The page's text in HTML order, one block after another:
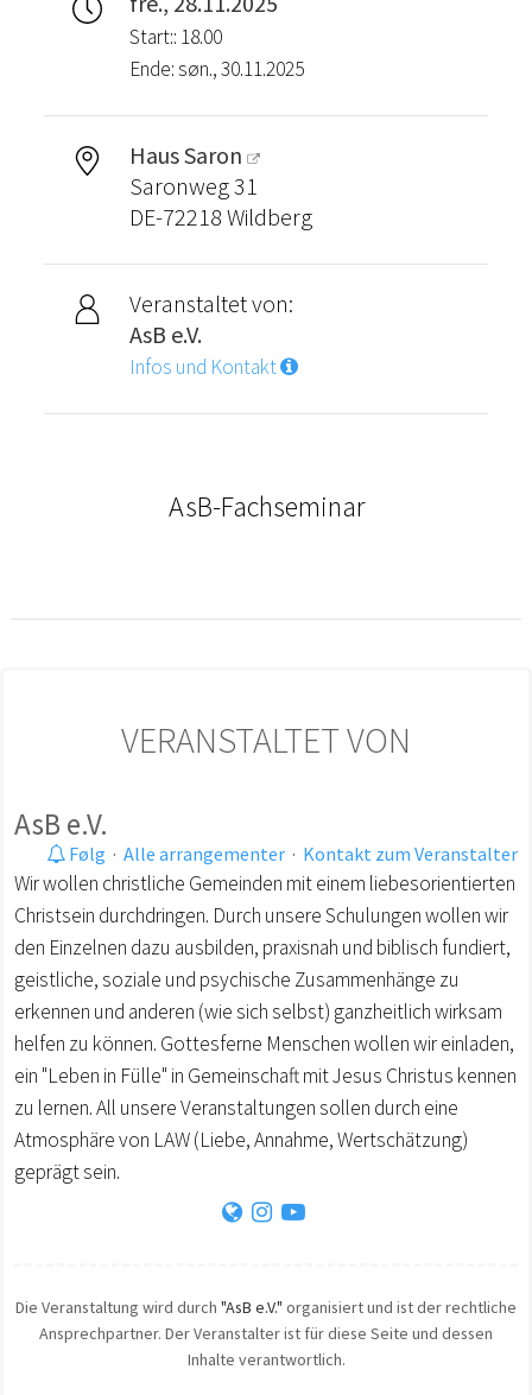
Start:: 18.00
Ende: søn., 30.11.2025
Haus Saron
Saronweg 31
DE-72218 Wildberg
Veranstaltet von:
AsB e.V.
Infos und Kontakt
AsB-Fachseminar
VERANSTALTET VON
AsB e.V.
Følg · Alle arrangementer · Kontakt zum Veranstalter
Wir wollen christliche Gemeinden mit einem liebesorientierten
Christsein durchdringen. Durch unsere Schulungen wollen wir
den Einzelnen dazu ausbilden, praxisnah und biblisch fundiert,
geistliche, soziale und psychische Zusammenhänge zu
erkennen und anderen (wie sich selbst) ganzheitlich wirksam
helfen zu können. Gottesferne Menschen wollen wir einladen,
ein "Leben in Fülle" in Gemeinschaft mit Jesus Christus kennen
zu lernen. All unsere Veranstaltungen sollen durch eine
Atmosphäre von LAW (Liebe, Annahme, Wertschätzung)
geprägt sein.
Die Veranstaltung wird durch "AsB e.V." organisiert und ist der rechtliche
Ansprechpartner. Der Veranstalter ist für diese Seite und dessen
Inhalte verantwortlich.